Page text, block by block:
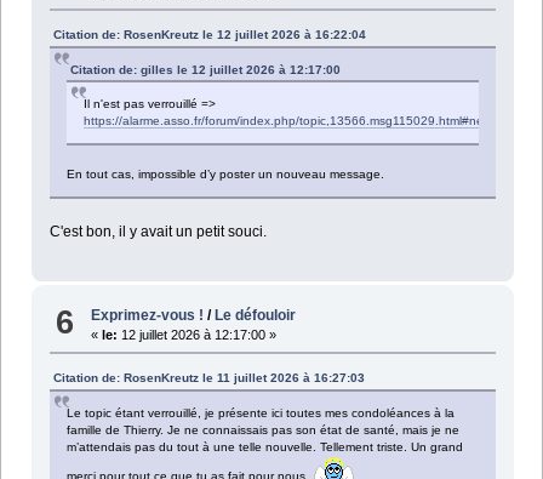
Citation de: RosenKreutz le 12 juillet 2026 à 16:22:04
Citation de: gilles le 12 juillet 2026 à 12:17:00
Il n'est pas verrouillé =>
https://alarme.asso.fr/forum/index.php/topic,13566.msg115029.html#new
En tout cas, impossible d’y poster un nouveau message.
C'est bon, il y avait un petit souci.
6 Exprimez-vous ! / Le défouloir
« le: 12 juillet 2026 à 12:17:00 »
Citation de: RosenKreutz le 11 juillet 2026 à 16:27:03
Le topic étant verrouillé, je présente ici toutes mes condoléances à la
famille de Thierry. Je ne connaissais pas son état de santé, mais je ne
m’attendais pas du tout à une telle nouvelle. Tellement triste. Un grand
merci pour tout ce que tu as fait pour nous.